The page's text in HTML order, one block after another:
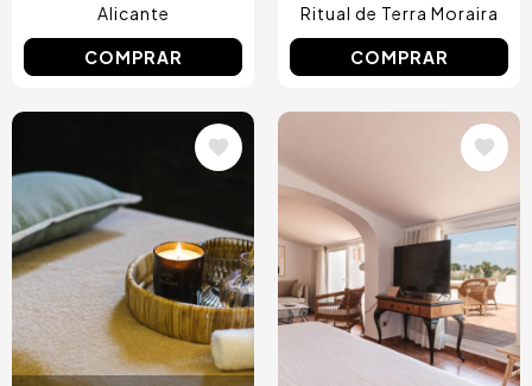
Alicante
COMPRAR
Ritual de Terra Moraira
COMPRAR